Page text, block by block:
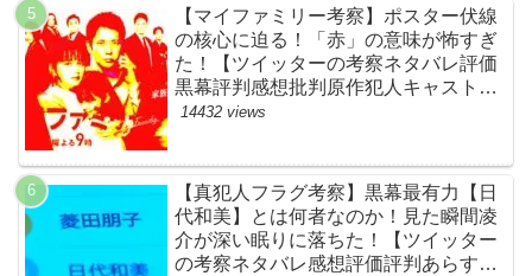
【マイファミリー考察】ポスター伏線
の核心に迫る！「赤」の意味が怖すぎ
た！【ツイッターの考察ネタバレ評価
黒幕評判感想批判原作犯人キャスト脚
本あらすじ伏線まとめ】
14432 views
【真犯人フラグ考察】黒幕最有力【日
代和美】とは何者なのか！見た瞬間凌
介が深い眠りに落ちた！【ツイッター
の考察ネタバレ感想評価評判あらすじ